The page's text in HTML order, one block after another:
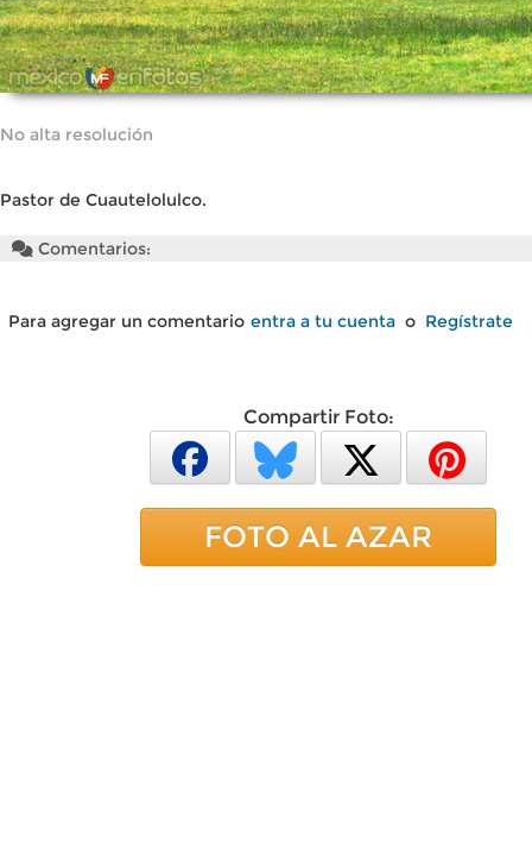
No alta resolución
Pastor de Cuautelolulco.
Comentarios:
Para agregar un comentario entra a tu cuenta o Regístrate
Compartir Foto:
FOTO AL AZAR